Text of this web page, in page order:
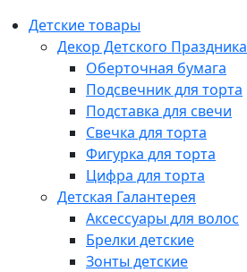
Детские товары
Декор Детского Праздника
Оберточная бумага
Подсвечник для торта
Подставка для свечи
Свечка для торта
Фигурка для торта
Цифра для торта
Детская Галантерея
Аксессуары для волос
Брелки детские
Зонты детские